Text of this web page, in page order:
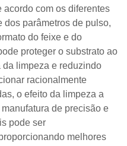
acordo com os diferentes
dos parâmetros de pulso,
do feixe e do
proteger o substrato ao
limpeza e reduzindo
racionalmente
o efeito da limpeza a
de precisão e
pode ser
melhores